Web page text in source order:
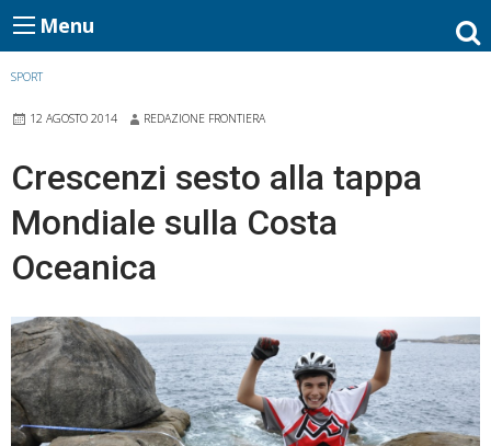
Menu
SPORT
12 AGOSTO 2014 REDAZIONE FRONTIERA
Crescenzi sesto alla tappa
Mondiale sulla Costa
Oceanica